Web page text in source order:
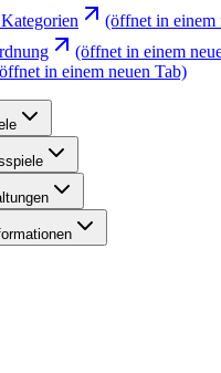
(öffnet in einem
(öffnet in einem
in einem neuen Tab)